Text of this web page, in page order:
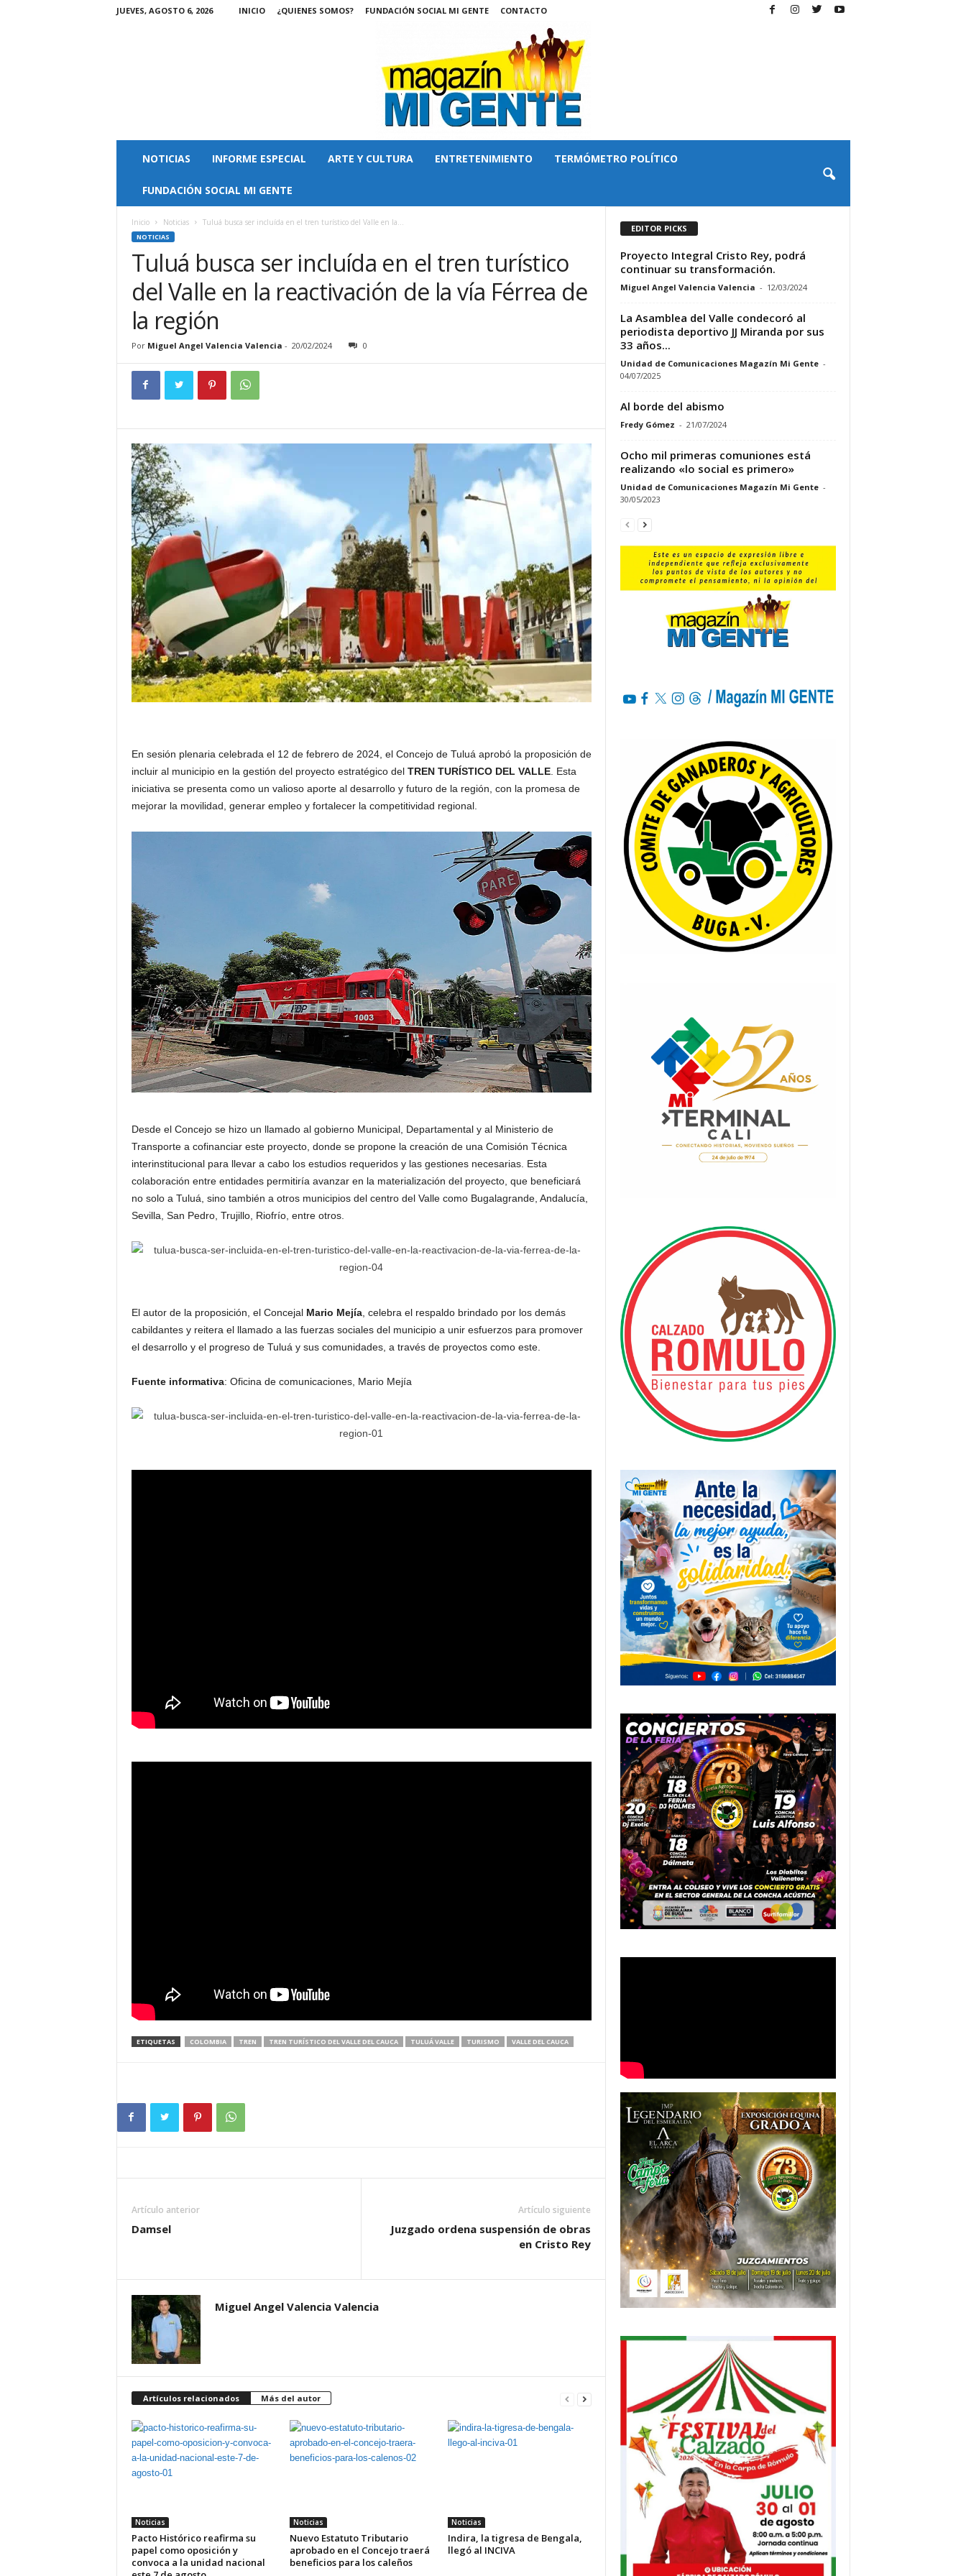
JUEVES, AGOSTO 6, 2026 INICIO ¿QUIENES SOMOS? FUNDACIÓN SOCIAL MI GENTE CONTACTO
z
NOTICIAS INFORME ESPECIAL ARTE Y CULTURA ENTRETENIMIENTO TERMÓMETRO POLÍTICO
FUNDACIÓN SOCIAL MI GENTE
Inicio Noticias Tuluá busca ser incluída en el tren turístico del Valle en la...
NOTICIAS
Tuluá busca ser incluída en el tren turístico
del Valle en la reactivación de la vía Férrea de
la región
Por Miguel Angel Valencia Valencia - 20/02/2024 0
En sesión plenaria celebrada el 12 de febrero de 2024, el Concejo de Tuluá aprobó la proposición de
incluir al municipio en la gestión del proyecto estratégico del TREN TURÍSTICO DEL VALLE. Esta
iniciativa se presenta como un valioso aporte al desarrollo y futuro de la región, con la promesa de
mejorar la movilidad, generar empleo y fortalecer la competitividad regional.
Desde el Concejo se hizo un llamado al gobierno Municipal, Departamental y al Ministerio de
Transporte a cofinanciar este proyecto, donde se propone la creación de una Comisión Técnica
interinstitucional para llevar a cabo los estudios requeridos y las gestiones necesarias. Esta
colaboración entre entidades permitiría avanzar en la materialización del proyecto, que beneficiará
no solo a Tuluá, sino también a otros municipios del centro del Valle como Bugalagrande, Andalucía,
Sevilla, San Pedro, Trujillo, Riofrío, entre otros.
El autor de la proposición, el Concejal Mario Mejía, celebra el respaldo brindado por los demás
cabildantes y reitera el llamado a las fuerzas sociales del municipio a unir esfuerzos para promover
el desarrollo y el progreso de Tuluá y sus comunidades, a través de proyectos como este.
Fuente informativa: Oficina de comunicaciones, Mario Mejía
ETIQUETAS COLOMBIA TREN TREN TURÍSTICO DEL VALLE DEL CAUCA TULUÁ VALLE TURISMO VALLE DEL CAUCA
Artículo anterior
Damsel
Artículo siguiente
Juzgado ordena suspensión de obras
en Cristo Rey
Miguel Angel Valencia Valencia
Artículos relacionados Más del autor
Noticias
Pacto Histórico reafirma su
papel como oposición y
convoca a la unidad nacional
Noticias
Nuevo Estatuto Tributario
aprobado en el Concejo traerá
beneficios para los caleños
Noticias
Indira, la tigresa de Bengala,
llegó al INCIVA
EDITOR PICKS
Proyecto Integral Cristo Rey, podrá
continuar su transformación.
Miguel Angel Valencia Valencia - 12/03/2024
La Asamblea del Valle condecoró al
periodista deportivo JJ Miranda por sus
33 años...
Unidad de Comunicaciones Magazín Mi Gente -
04/07/2025
Al borde del abismo
Fredy Gómez - 21/07/2024
Ocho mil primeras comuniones está
realizando «lo social es primero»
Unidad de Comunicaciones Magazín Mi Gente -
30/05/2023